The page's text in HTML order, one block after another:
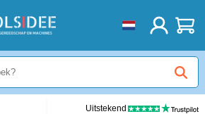
Uitstekend